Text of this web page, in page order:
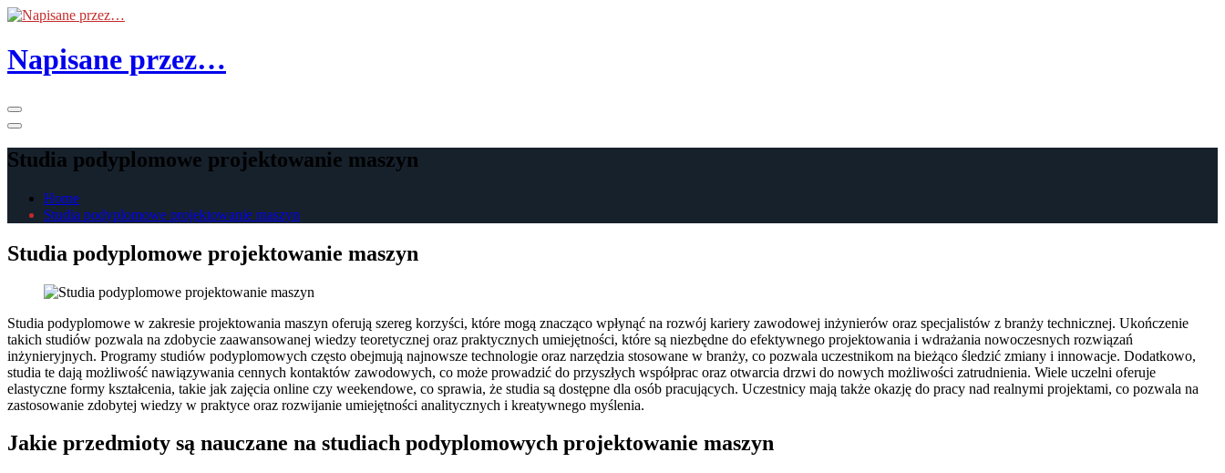
Skip
the
content
Napisane przez…
Studia podyplomowe projektowanie maszyn
Home
Studia podyplomowe projektowanie maszyn
Studia podyplomowe projektowanie maszyn
Studia podyplomowe w zakresie projektowania maszyn oferują szereg korzyści, które mogą znacząco wpłynąć na rozwój kariery zawodowej inżynierów oraz specjalistów z branży technicznej. Ukończenie
takich studiów pozwala na zdobycie zaawansowanej wiedzy teoretycznej oraz praktycznych umiejętności, które są niezbędne do efektywnego projektowania i wdrażania nowoczesnych rozwiązań
inżynieryjnych. Programy studiów podyplomowych często obejmują najnowsze technologie oraz narzędzia stosowane w branży, co pozwala uczestnikom na bieżąco śledzić zmiany i innowacje. Dodatkowo,
studia te dają możliwość nawiązywania cennych kontaktów zawodowych, co może prowadzić do przyszłych współprac oraz otwarcia drzwi do nowych możliwości zatrudnienia. Wiele uczelni oferuje
elastyczne formy kształcenia, takie jak zajęcia online czy weekendowe, co sprawia, że studia są dostępne dla osób pracujących. Uczestnicy mają także okazję do pracy nad realnymi projektami, co pozwala na
zastosowanie zdobytej wiedzy w praktyce oraz rozwijanie umiejętności analitycznych i kreatywnego myślenia.
Jakie przedmioty są nauczane na studiach podyplomowych projektowanie maszyn